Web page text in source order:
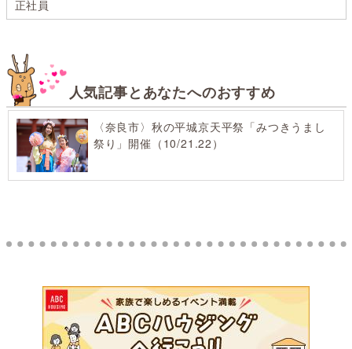
正社員
人気記事とあなたへのおすすめ
〈奈良市〉秋の平城京天平祭「みつきうまし
祭り」開催（10/21.22）